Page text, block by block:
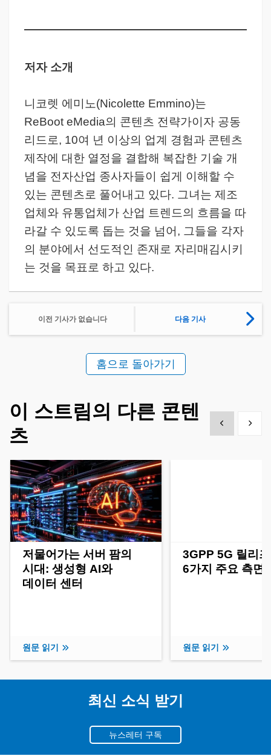
저자 소개
니코렛 에미노(Nicolette Emmino)는
ReBoot eMedia의 콘텐츠 전략가이자 공동
리드로, 10여 년 이상의 업계 경험과 콘텐츠
제작에 대한 열정을 결합해 복잡한 기술 개
념을 전자산업 종사자들이 쉽게 이해할 수
있는 콘텐츠로 풀어내고 있다. 그녀는 제조
업체와 유통업체가 산업 트렌드의 흐름을 따
라갈 수 있도록 돕는 것을 넘어, 그들을 각자
의 분야에서 선도적인 존재로 자리매김시키
는 것을 목표로 하고 있다.
이전 기사가 없습니다 다음 기사
홈으로 돌아가기
이 스트림의 다른 콘텐
츠
Show previous
Show
저물어가는 서버 팜의
시대: 생성형 AI와
데이터 센터
원문 읽기
3GPP 5G 릴리
6가지 주요 측면
원문 읽기
최신 소식 받기
뉴스레터 구독